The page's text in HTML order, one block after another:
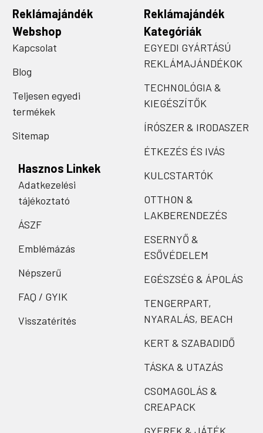
Reklámajándék
Webshop
Kapcsolat
Blog
Teljesen egyedi
termékek
Sitemap
Hasznos Linkek
Adatkezelési
tájékoztató
ÁSZF
Emblémázás
Népszerű
FAQ / GYIK
Visszatérítés
Reklámajándék
Kategóriák
EGYEDI GYÁRTÁSÚ
REKLÁMAJÁNDÉKOK
TECHNOLÓGIA &
KIEGÉSZÍTŐK
ÍRÓSZER & IRODASZER
ÉTKEZÉS ÉS IVÁS
KULCSTARTÓK
OTTHON &
LAKBERENDEZÉS
ESERNYŐ &
ESŐVÉDELEM
EGÉSZSÉG & ÁPOLÁS
TENGERPART,
NYARALÁS, BEACH
KERT & SZABADIDŐ
TÁSKA & UTAZÁS
CSOMAGOLÁS &
CREAPACK